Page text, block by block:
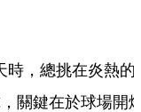
時，總挑在炎熱的
關鍵在於球場開